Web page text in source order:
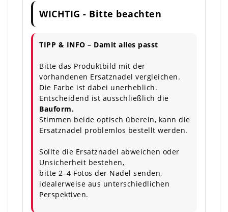
WICHTIG - Bitte beachten
TIPP & INFO – Damit alles passt
Bitte das Produktbild mit der
vorhandenen Ersatznadel vergleichen.
Die Farbe ist dabei unerheblich.
Entscheidend ist ausschließlich die
Bauform.
Stimmen beide optisch überein, kann die
Ersatznadel problemlos bestellt werden.
Sollte die Ersatznadel abweichen oder
Unsicherheit bestehen,
bitte 2–4 Fotos der Nadel senden,
idealerweise aus unterschiedlichen
Perspektiven.